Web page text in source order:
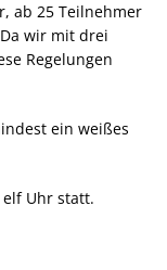
ab 25 Teilnehmer
wir mit drei
Regelungen
ein weißes
Uhr statt.